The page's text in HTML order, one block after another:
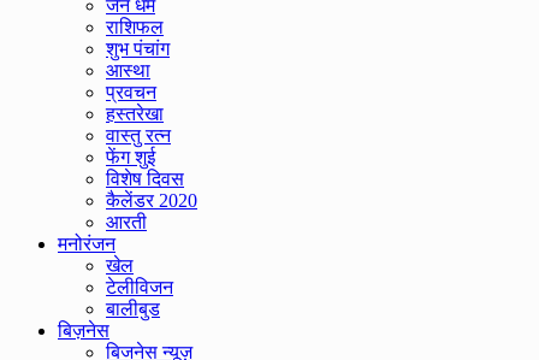
जैन धर्म
राशिफल
शुभ पंचांग
आस्था
प्रवचन
हस्तरेखा
वास्तु रत्न
फेंग शुई
विशेष दिवस
कैलेंडर 2020
आरती
मनोरंजन
खेल
टेलीविजन
बालीबुड
बिज़नेस
बिजनेस न्यूज़